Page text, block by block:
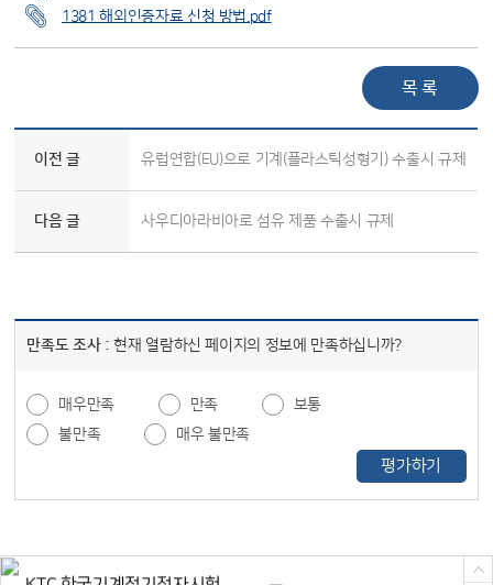
1381 해외인증자료 신청 방법.pdf
목 록
이전 글 유럽연합(EU)으로 기계(플라스틱성형기) 수출시 규제
다음 글 사우디아라비아로 섬유 제품 수출시 규제
만족도 조사 :현재 열람하신 페이지의 정보에 만족하십니까?
매우만족 만족
보통
불만족
매우 불만족
평가하기